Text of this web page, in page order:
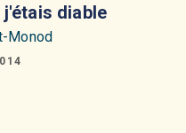
diable
Monod